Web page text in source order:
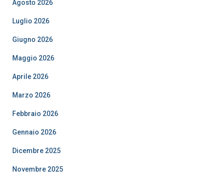
Agosto 2026
Luglio 2026
Giugno 2026
Maggio 2026
Aprile 2026
Marzo 2026
Febbraio 2026
Gennaio 2026
Dicembre 2025
Novembre 2025